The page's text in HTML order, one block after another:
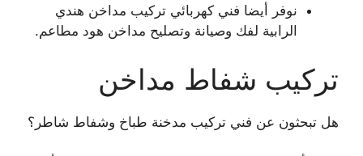
نوفر أيضا فني كهربائي تركيب مداخن هندي
الرابية لفك وصيانة وتصليح مداخن هود مطاعم.
تركيب شفاط مداخن
هل تبحثون عن فني تركيب مدخنة طباخ وشفاط شاطر؟